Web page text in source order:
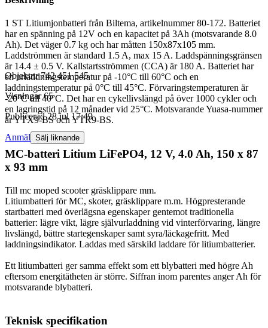
1 ST Litiumjonbatteri från Biltema, artikelnummer 80-172. Batteriet
har en spänning på 12V och en kapacitet på 3Ah (motsvarande 8.0
Ah). Det väger 0.7 kg och har måtten 150x87x105 mm.
Laddströmmen är standard 1.5 A, max 15 A. Laddspänningsgränsen
är 14.4 ± 0.5 V. Kallstartsströmmen (CCA) är 180 A. Batteriet har
en urladdningstemperatur på -10°C till 60°C och en
laddningstemperatur på 0°C till 45°C. Förvaringstemperaturen är
-20°C till 40°C. Det har en cykellivslängd på över 1000 cykler och
en lagringstid på 12 månader vid 25°C. Motsvarande Yuasa-nummer
är YTX9-BS och YTR9-BS.
MC-batteri Litium LiFePO4, 12 V, 4.0 Ah, 150 x 87
x 93 mm
Till mc moped scooter gräsklippare mm.
Litiumbatteri för MC, skoter, gräsklippare m.m. Högpresterande
startbatteri med överlägsna egenskaper gentemot traditionella
batterier: lägre vikt, lägre självurladdning vid vinterförvaring, längre
livslängd, bättre startegenskaper samt syra/läckagefritt. Med
laddningsindikator. Laddas med särskild laddare för litiumbatterier.
Ett litiumbatteri ger samma effekt som ett blybatteri med högre Ah
eftersom energitätheten är större. Siffran inom parentes anger Ah för
motsvarande blybatteri.
Teknisk specifikation
Objektnr 742 451 545
Visningar 65
Publicerad 28 jul 17:49
Anmäl Sälj liknande